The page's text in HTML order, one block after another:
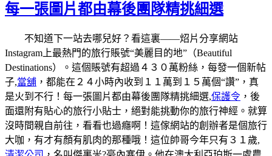
日
每一張圖片都由幕後團隊精挑細選
不知道下一站去哪兒好？看這裏――炤片分享網站
Instagram上最熱門的旅行賬號“美麗目的地”（Beautiful
Destinations）。這個賬號有超過４３０萬粉絲，每發一個新帖
子,當舖 ，都能在２４小時內收到１１萬到１５萬個“讚”，真
是火到不行！每一張圖片都由幕後團隊精挑細選,保護令 ，後
面還附有貼心的旅行小貼士，絕對能挑動你的旅行神經。就算
沒時間親自前往，看看也過癮啊！這傢網站的創辦者是個旅行
大咖，有才有顏有肌肉的那種哦！這位帥哥今年只有３１歲,